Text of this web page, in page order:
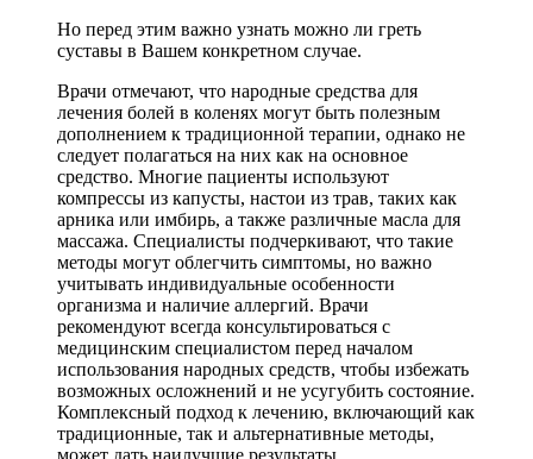
Но перед этим важно узнать можно ли греть
суставы в Вашем конкретном случае.
Врачи отмечают, что народные средства для
лечения болей в коленях могут быть полезным
дополнением к традиционной терапии, однако не
следует полагаться на них как на основное
средство. Многие пациенты используют
компрессы из капусты, настои из трав, таких как
арника или имбирь, а также различные масла для
массажа. Специалисты подчеркивают, что такие
методы могут облегчить симптомы, но важно
учитывать индивидуальные особенности
организма и наличие аллергий. Врачи
рекомендуют всегда консультироваться с
медицинским специалистом перед началом
использования народных средств, чтобы избежать
возможных осложнений и не усугубить состояние.
Комплексный подход к лечению, включающий как
традиционные, так и альтернативные методы,
может дать наилучшие результаты.